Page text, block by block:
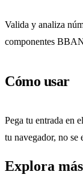
Valida y analiza
componentes
Cómo usar
Pega tu entrada en
tu navegador, no se
Explora más